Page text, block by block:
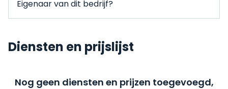
Eigenaar van dit bedrijf?
Diensten en prijslijst
Nog geen diensten en prijzen toegevoegd,